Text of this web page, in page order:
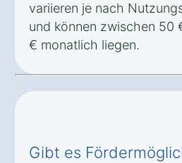
variieren je nach
und können zwischen 50
€ monatlich liegen.
Gibt es